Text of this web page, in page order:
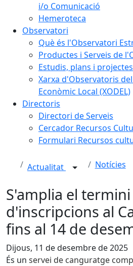
i/o Comunicació
Hemeroteca
Observatori
Què és l'Observatori
Productes i Serveis de
Estudis, plans i
Xarxa d'Observatoris
Econòmic Local (XODEL)
Directoris
Directori de Serveis
Cercador Recursos
Formulari Recursos
Actualitat Notícies
S'amplia el termini
d'inscripcions al
fins al 14 de
Dijous, 11 de desembre de 2025
És un servei de canguratge